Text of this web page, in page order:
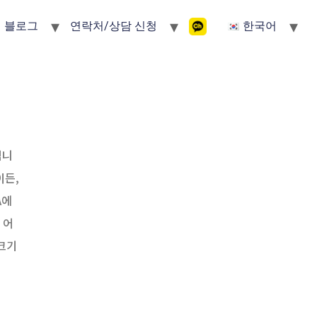
블로그 연락처/상담 신청 한국어
든,
기